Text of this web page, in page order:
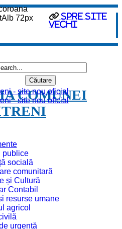
spre site
vechi
COMUNEI
publice
socială
comunitară
și Cultură
Contabil
resurse umane
agricol
urgență